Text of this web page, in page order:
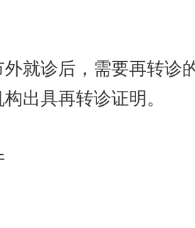
就诊后，需要再转诊
出具再转诊证明。